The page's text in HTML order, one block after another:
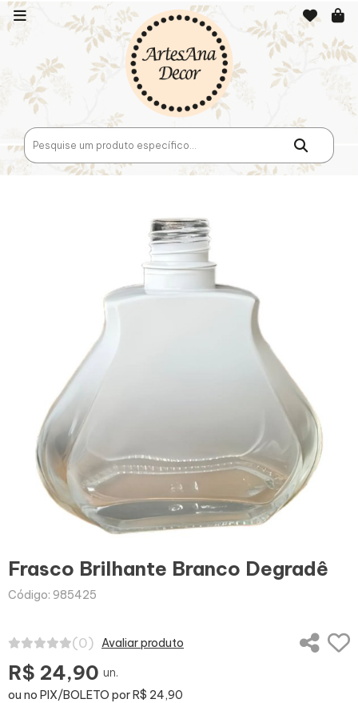
Frasco Brilhante Branco Degradê
Código: 985425
(0) Avaliar produto
R$ 24,90 un.
ou no PIX/BOLETO por R$ 24,90